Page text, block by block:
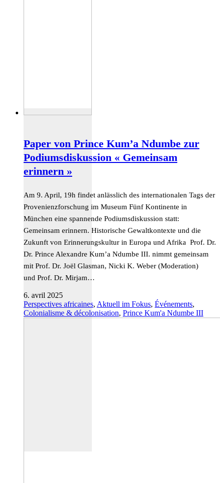
Paper von Prince Kum’a Ndumbe zur
Podiumsdiskussion « Gemeinsam
erinnern »
Am 9. April, 19h findet anlässlich des internationalen Tags der
Provenienzforschung im Museum Fünf Kontinente in
München eine spannende Podiumsdiskussion statt:
Gemeinsam erinnern. Historische Gewaltkontexte und die
Zukunft von Erinnerungskultur in Europa und Afrika Prof. Dr.
Dr. Prince Alexandre Kum’a Ndumbe III. nimmt gemeinsam
mit Prof. Dr. Joël Glasman, Nicki K. Weber (Moderation)
und Prof. Dr. Mirjam…
6. avril 2025
Perspectives africaines, Aktuell im Fokus, Événements,
Colonialisme & décolonisation, Prince Kum'a Ndumbe III